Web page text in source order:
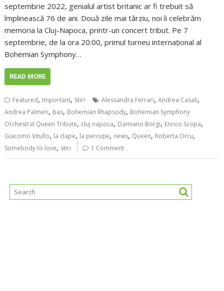
septembrie 2022, genialul artist britanic ar fi trebuit să
împlinească 76 de ani. Două zile mai târziu, noi îi celebrăm
memoria la Cluj-Napoca, printr-un concert tribut. Pe 7
septembrie, de la ora 20:00, primul turneu internațional al
Bohemian Symphony…
READ MORE
Featured, Important, Stiri Alessandra Ferrari,Andrea Casali,
Andrea Palmeri, bas, Bohemian Rhapsody, Bohemian Symphony
Orchestral Queen Tribute, cluj napoca, Damiano Borgi, Enrico Scopa,
Giacomo Vitullo, la clape, la percuție, news, Queen, Roberta Orru,
Somebody to love, stiri 1 Comment